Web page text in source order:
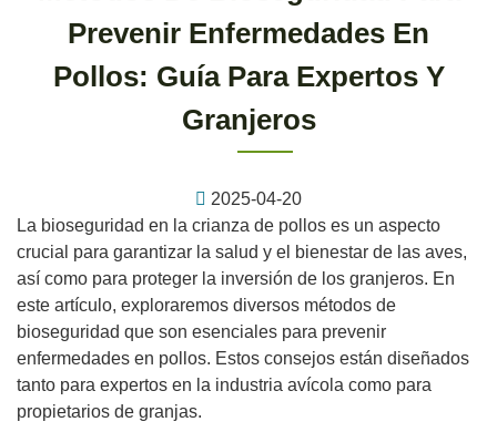
Prevenir Enfermedades En
Pollos: Guía Para Expertos Y
Granjeros
2025-04-20
La bioseguridad en la crianza de pollos es un aspecto
crucial para garantizar la salud y el bienestar de las aves,
así como para proteger la inversión de los granjeros. En
este artículo, exploraremos diversos métodos de
bioseguridad que son esenciales para prevenir
enfermedades en pollos. Estos consejos están diseñados
tanto para expertos en la industria avícola como para
propietarios de granjas.